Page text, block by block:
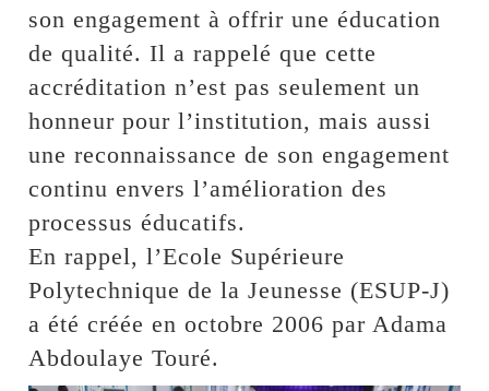
son engagement à offrir une éducation
de qualité. Il a rappelé que cette
accréditation n’est pas seulement un
honneur pour l’institution, mais aussi
une reconnaissance de son engagement
continu envers l’amélioration des
processus éducatifs.
En rappel, l’Ecole Supérieure
Polytechnique de la Jeunesse (ESUP-J)
a été créée en octobre 2006 par Adama
Abdoulaye Touré.